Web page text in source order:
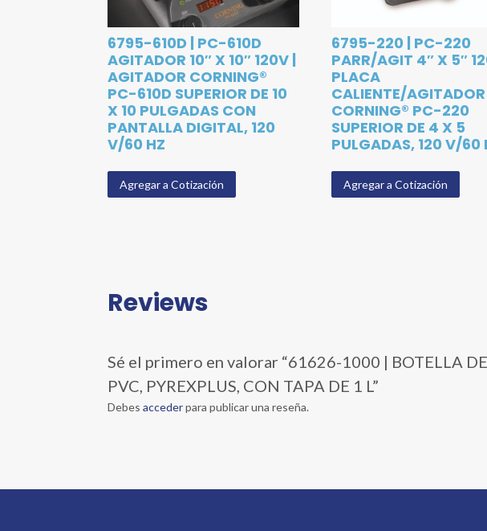
6795-610D | PC-610D
AGITADOR 10″ X 10″ 120V |
AGITADOR CORNING®
PC-610D SUPERIOR DE 10
X 10 PULGADAS CON
PANTALLA DIGITAL, 120
V/60 HZ
Agregar a Cotización
6795-220 | PC-220
PARR/AGIT 4″ X 5″
PLACA
CALIENTE/AGITADOR
CORNING® PC-220
SUPERIOR DE 4 X 5
PULGADAS, 120 V/60
Agregar a Cotización
Reviews
Sé el primero en valorar “61626-1000 | BOTELLA
PVC, PYREXPLUS, CON TAPA DE 1 L”
Debesaccederpara publicar una reseña.